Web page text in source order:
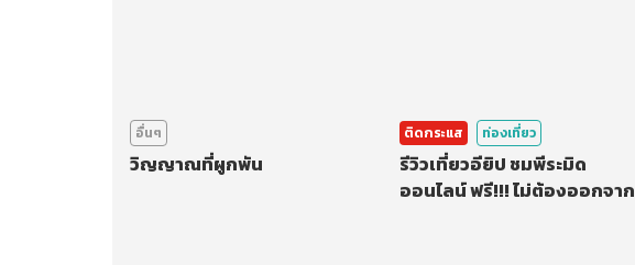
อื่นๆ
วิญญาณที่ผูกพัน
ติดกระแส ท่องเที่ยว
รีวิวเที่ยวอียิป ชมพีระมิด
ออนไลน์ ฟรี!!! ไม่ต้องออกจาก